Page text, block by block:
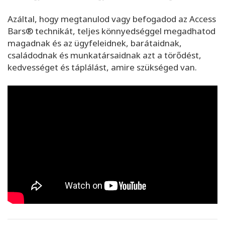
Azáltal, hogy megtanulod vagy befogadod az Access
Bars® technikát, teljes könnyedséggel megadhatod
magadnak és az ügyfeleidnek, barátaidnak,
családodnak és munkatársaidnak azt a törődést,
kedvességet és táplálást, amire szükséged van.